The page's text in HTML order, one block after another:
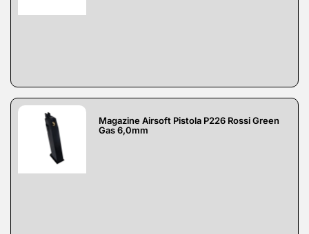
Magazine Airsoft Pistola P226 Rossi Green
Gas 6,0mm